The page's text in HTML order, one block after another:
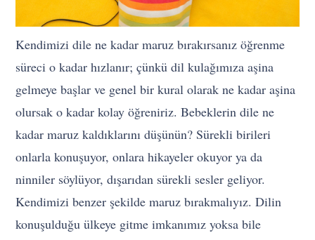
Kendimizi dile ne kadar maruz bırakırsanız öğrenme
süreci o kadar hızlanır; çünkü dil kulağımıza aşina
gelmeye başlar ve genel bir kural olarak ne kadar aşina
olursak o kadar kolay öğreniriz. Bebeklerin dile ne
kadar maruz kaldıklarını düşünün? Sürekli birileri
onlarla konuşuyor, onlara hikayeler okuyor ya da
ninniler söylüyor, dışarıdan sürekli sesler geliyor.
Kendimizi benzer şekilde maruz bırakmalıyız. Dilin
konuşulduğu ülkeye gitme imkanımız yoksa bile